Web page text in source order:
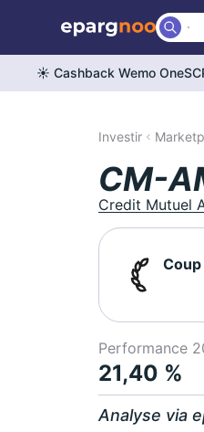
☀️ Cashback Wemo One
Investir
CM-
Credit Mutuel
Performance
21,40 %
Analyse via